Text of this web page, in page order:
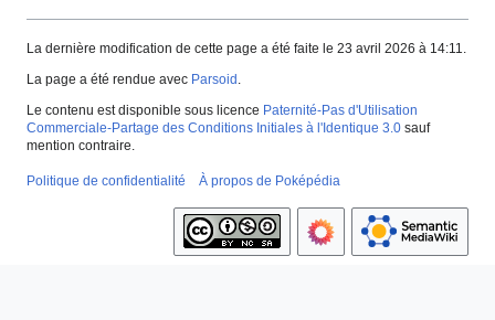
La dernière modification de cette page a été faite le 23 avril 2026 à 14:11.
La page a été rendue avec Parsoid
Le contenu est disponible sous licence Paternité-Pas d'Utilisation
Commerciale-Partage des Conditions Initiales à l'Identique 3.0 sauf
mention contraire.
Politique de confidentialité À propos de Poképédia